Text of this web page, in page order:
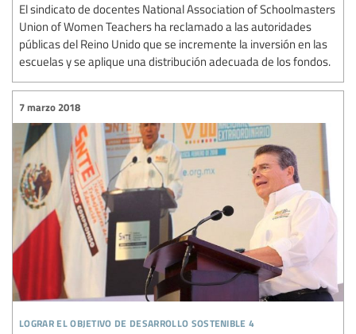
El sindicato de docentes National Association of Schoolmasters
Union of Women Teachers ha reclamado a las autoridades
públicas del Reino Unido que se incremente la inversión en las
escuelas y se aplique una distribución adecuada de los fondos.
lograr el objetivo de desarrollo sostenible 4
7 marzo 2018